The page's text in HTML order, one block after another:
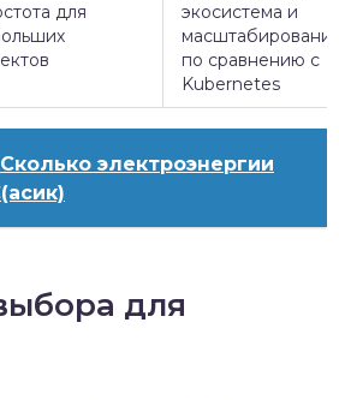
для
экосистема и
по сравнению с
Kubernetes
Сколько электроэнергии
для